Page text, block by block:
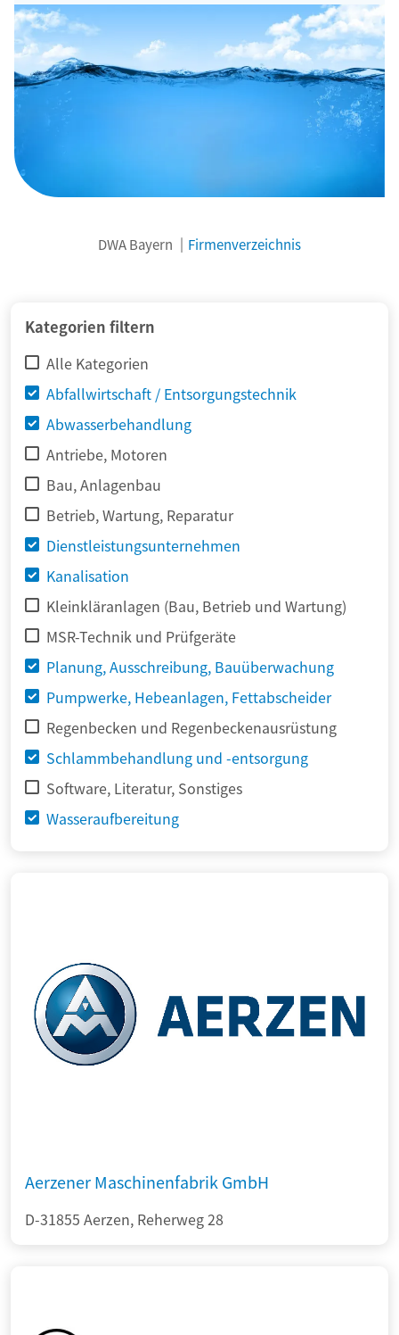
DWA Bayern Firmenverzeichnis
Kategorien filtern
Alle Kategorien
Abfallwirtschaft / Entsorgungstechnik
Abwasserbehandlung
Antriebe, Motoren
Bau, Anlagenbau
Betrieb, Wartung, Reparatur
Dienstleistungsunternehmen
Kanalisation
Kleinkläranlagen (Bau, Betrieb und Wartung)
MSR-Technik und Prüfgeräte
Planung, Ausschreibung, Bauüberwachung
Pumpwerke, Hebeanlagen, Fettabscheider
Regenbecken und Regenbeckenausrüstung
Schlammbehandlung und -entsorgung
Software, Literatur, Sonstiges
Wasseraufbereitung
Aerzener Maschinenfabrik GmbH
D-31855 Aerzen, Reherweg 28